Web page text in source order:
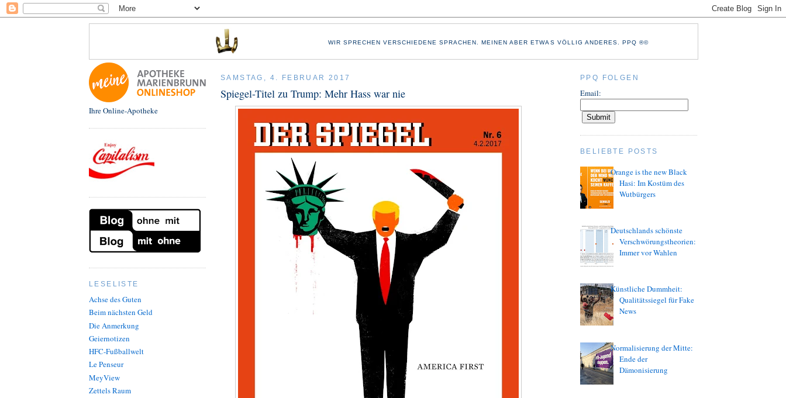
WIR SPRECHEN VERSCHIEDENE SPRACHEN. MEINEN ABER ETWAS VÖLLIG ANDERES. PPQ ®©
Ihre Online-Apotheke
LESELISTE
Achse des Guten
Beim nächsten Geld
Die Anmerkung
Geiernotizen
HFC-Fußballwelt
Le Penseur
MeyView
Zettels Raum
SAMSTAG, 4. FEBRUAR 2017
Spiegel-Titel zu Trump: Mehr Hass war nie
PPQ FOLGEN
Email:
BELIEBTE POSTS
Orange is the new Black
Hasi: Im Kostüm des
Wutbürgers
Deutschlands schönste
Verschwörungstheorien:
Immer vor Wahlen
Künstliche Dummheit:
Qualitätssiegel für Fake
News
Normalisierung der Mitte:
Ende der
Dämonisierung